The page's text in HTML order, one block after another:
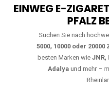
EINWEG E-
PFALZ
Suchen Sie nach
5000, 10000 oder 20000
besten Marken wie JNR,
Adalya und mehr –